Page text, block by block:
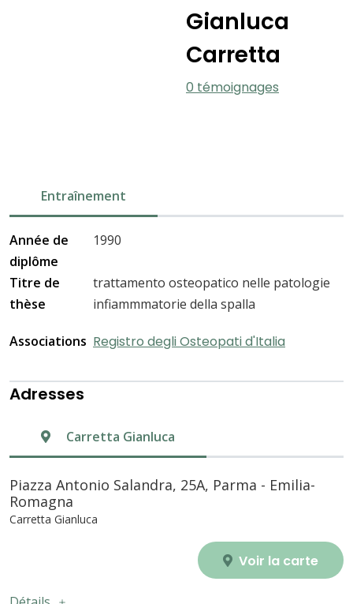
Gianluca
Carretta
0 témoignages
Entraînement
Année de
diplôme
1990
Titre de
thèse
trattamento osteopatico nelle patologie
infiammmatorie della spalla
Associations Registro degli Osteopati d'Italia
Adresses
Carretta Gianluca
Piazza Antonio Salandra, 25A, Parma - Emilia-
Romagna
Carretta Gianluca
Voir la carte